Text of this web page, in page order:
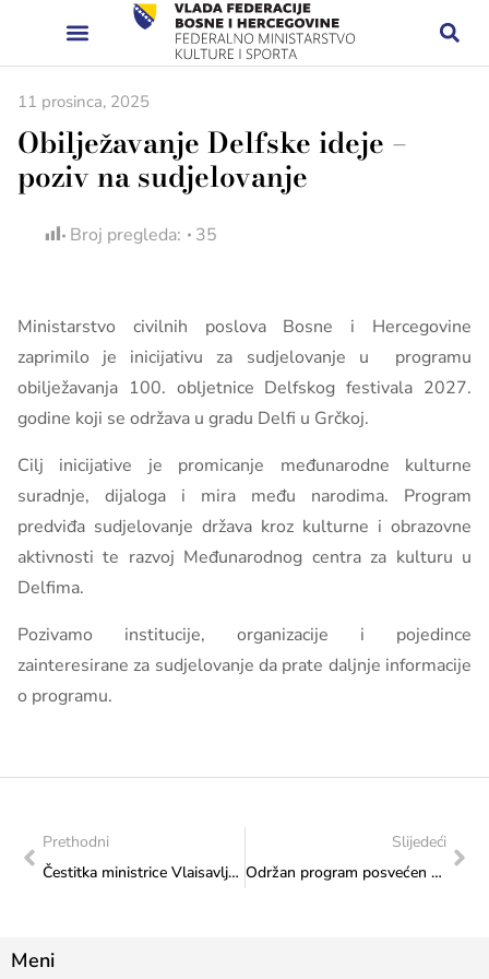
11 prosinca, 2025
Obilježavanje Delfske ideje –
poziv na sudjelovanje
Broj pregleda: 35
Ministarstvo civilnih poslova Bosne i Hercegovine
zaprimilo je inicijativu za sudjelovanje u programu
obilježavanja 100. obljetnice Delfskog festivala 2027.
godine koji se održava u gradu Delfi u Grčkoj.
Cilj inicijative je promicanje međunarodne kulturne
suradnje, dijaloga i mira među narodima. Program
predviđa sudjelovanje država kroz kulturne i obrazovne
aktivnosti te razvoj Međunarodnog centra za kulturu u
Delfima.
Pozivamo institucije, organizacije i pojedince
zainteresirane za sudjelovanje da prate daljnje informacije
o programu.
Prethodni
Čestitka ministrice Vlaisavljević iMTM-u Sarajevo
Slijedeći
Održan program posvećen osnaživanju mladih „Vrijeme je za mlade, mir i sigurnost u BiH“
Meni